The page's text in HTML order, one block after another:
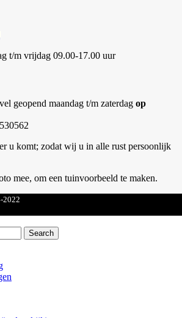
t/m vrijdag 09.00-17.00 uur
geopend maandag t/m zaterdag op
u komt; zodat wij u in alle rust persoonlijk
mee, om een tuinvoorbeeld te maken.
2022
Search